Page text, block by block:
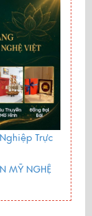
Trực
MỸ NGHỆ